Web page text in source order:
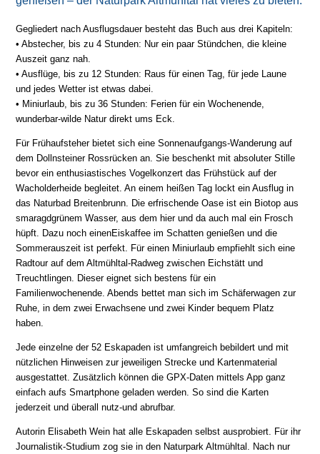
Gegliedert nach Ausflugsdauer besteht das Buch aus drei Kapiteln:
• Abstecher, bis zu 4 Stunden: Nur ein paar Stündchen, die kleine
Auszeit ganz nah.
• Ausflüge, bis zu 12 Stunden: Raus für einen Tag, für jede Laune
und jedes Wetter ist etwas dabei.
• Miniurlaub, bis zu 36 Stunden: Ferien für ein Wochenende,
wunderbar-wilde Natur direkt ums Eck.
Für Frühaufsteher bietet sich eine Sonnenaufgangs-Wanderung auf
dem Dollnsteiner Rossrücken an. Sie beschenkt mit absoluter Stille
bevor ein enthusiastisches Vogelkonzert das Frühstück auf der
Wacholderheide begleitet. An einem heißen Tag lockt ein Ausflug in
das Naturbad Breitenbrunn. Die erfrischende Oase ist ein Biotop aus
smaragdgrünem Wasser, aus dem hier und da auch mal ein Frosch
hüpft. Dazu noch einenEiskaffee im Schatten genießen und die
Sommerauszeit ist perfekt. Für einen Miniurlaub empfiehlt sich eine
Radtour auf dem Altmühltal-Radweg zwischen Eichstätt und
Treuchtlingen. Dieser eignet sich bestens für ein
Familienwochenende. Abends bettet man sich im Schäferwagen zur
Ruhe, in dem zwei Erwachsene und zwei Kinder bequem Platz
haben.
Jede einzelne der 52 Eskapaden ist umfangreich bebildert und mit
nützlichen Hinweisen zur jeweiligen Strecke und Kartenmaterial
ausgestattet. Zusätzlich können die GPX-Daten mittels App ganz
einfach aufs Smartphone geladen werden. So sind die Karten
jederzeit und überall nutz-und abrufbar.
Autorin Elisabeth Wein hat alle Eskapaden selbst ausprobiert. Für ihr
Journalistik-Studium zog sie in den Naturpark Altmühltal. Nach nur